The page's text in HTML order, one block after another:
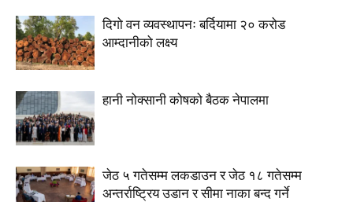
दिगो वन व्यवस्थापनः बर्दियामा २० करोड
आम्दानीको लक्ष्य
हानी नोक्सानी कोषको बैठक नेपालमा
जेठ ५ गतेसम्म लकडाउन र जेठ १८ गतेसम्म
अन्तर्राष्ट्रिय उडान र सीमा नाका बन्द गर्ने